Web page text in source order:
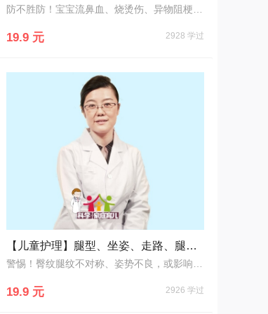
19.9 元 2928 学过
【儿童护理】腿型、坐姿、走路、腿纹、臀纹大揭秘！
19.9 元 2926 学过